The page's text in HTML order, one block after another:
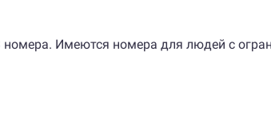
номера. Имеются номера для людей с